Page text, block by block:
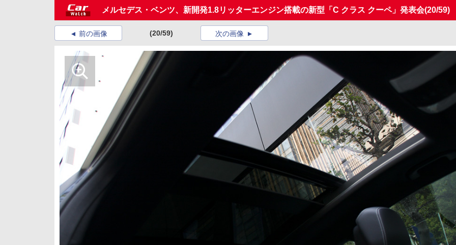
メルセデス・ベンツ、新開発1.8リッターエンジン搭載の新型「C クラス クーペ」発表会(20/59)
前の画像 (20/59) 次の画像